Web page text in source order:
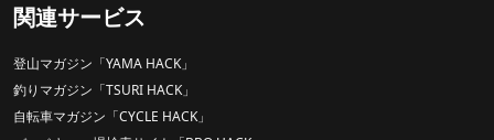
関連サービス
登山マガジン「YAMA HACK」
釣りマガジン「TSURI HACK」
自転車マガジン「CYCLE HACK」